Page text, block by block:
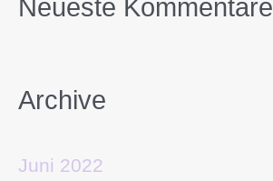
Neueste Kommentare
Archive
Juni 2022